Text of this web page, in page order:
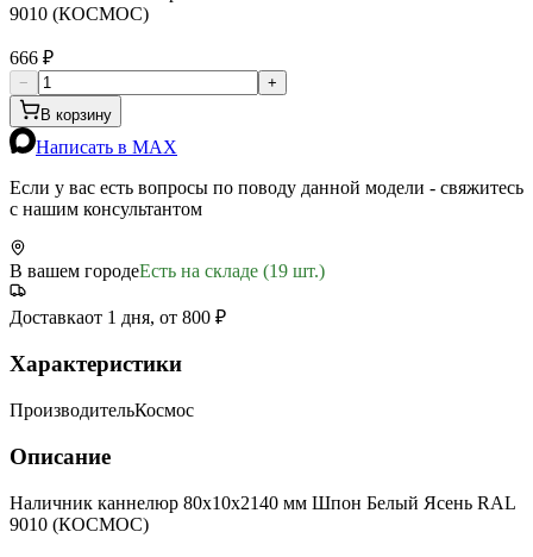
9010 (КОСМОС)
666 ₽
−
+
В корзину
Написать в MAX
Если у вас есть вопросы по поводу данной модели - свяжитесь
с нашим консультантом
В вашем городеЕсть на складе (19 шт.)
Доставкаот 1 дня, от 800 ₽
Характеристики
ПроизводительКосмос
Описание
Наличник каннелюр 80х10х2140 мм Шпон Белый Ясень RAL
9010 (КОСМОС)